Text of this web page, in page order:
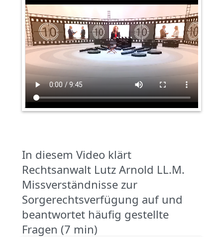
In diesem Video klärt
Rechtsanwalt Lutz Arnold LL.M.
Missverständnisse zur
Sorgerechtsverfügung auf und
beantwortet häufig gestellte
Fragen (7 min)